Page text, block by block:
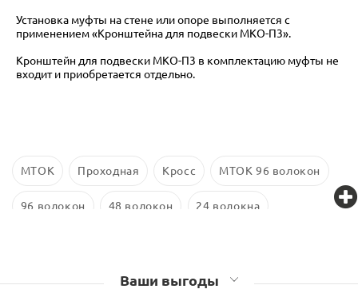
Установка муфты на стене или опоре выполняется с
применением «Кронштейна для подвески МКО-П3».
Кронштейн для подвески МКО-П3 в комплектацию муфты не
входит и приобретается отдельно.
МТОК Проходная Кросс МТОК 96 волокон
96 волокон 48 волокон 24 волокна
Оптические муфты GJSВаши выгоды